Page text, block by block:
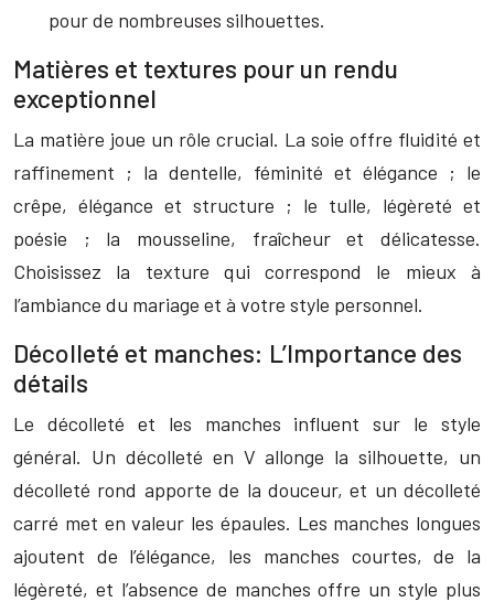
pour de nombreuses silhouettes.
Matières et textures pour un rendu
exceptionnel
La matière joue un rôle crucial. La soie offre fluidité et
raffinement ; la dentelle, féminité et élégance ; le
crêpe, élégance et structure ; le tulle, légèreté et
poésie ; la mousseline, fraîcheur et délicatesse.
Choisissez la texture qui correspond le mieux à
l’ambiance du mariage et à votre style personnel.
Décolleté et manches: L’Importance des
détails
Le décolleté et les manches influent sur le style
général. Un décolleté en V allonge la silhouette, un
décolleté rond apporte de la douceur, et un décolleté
carré met en valeur les épaules. Les manches longues
ajoutent de l’élégance, les manches courtes, de la
légèreté, et l’absence de manches offre un style plus